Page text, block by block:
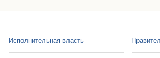
Исполнительная власть